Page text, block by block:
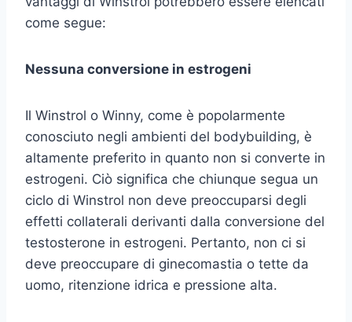
come segue:
Nessuna conversione in estrogeni
Il Winstrol o Winny, come è popolarmente
conosciuto negli ambienti del bodybuilding, è
altamente preferito in quanto non si converte in
estrogeni. Ciò significa che chiunque segua un
ciclo di Winstrol non deve preoccuparsi degli
effetti collaterali derivanti dalla conversione del
testosterone in estrogeni. Pertanto, non ci si
deve preoccupare di ginecomastia o tette da
uomo, ritenzione idrica e pressione alta.